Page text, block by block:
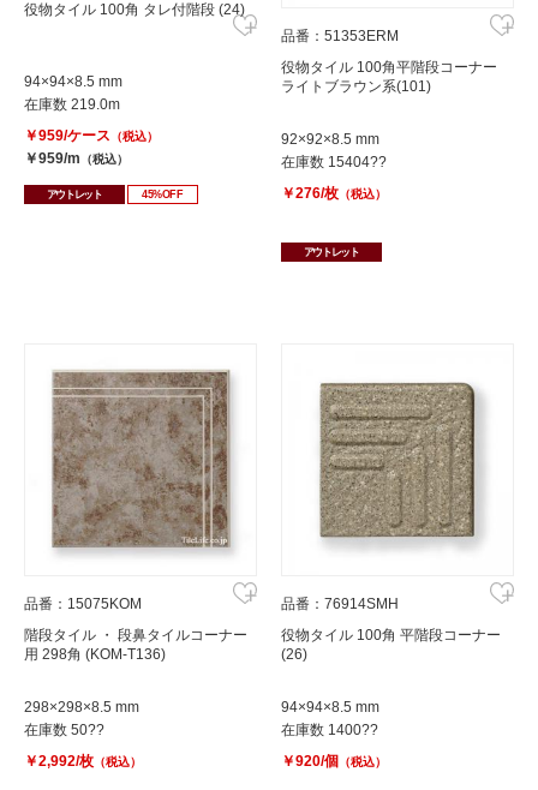
役物タイル 100角 タレ付階段 (24)
94×94×8.5 mm
在庫数 219.0m
￥959/ケース （税込）
￥959/m （税込）
アウトレット 45%OFF
品番：51353ERM
役物タイル 100角平階段コーナー
ライトブラウン系(101)
92×92×8.5 mm
在庫数 15404??
￥276/枚 （税込）
アウトレット
品番：15075KOM
階段タイル ・ 段鼻タイルコーナー
用 298角 (KOM-T136)
298×298×8.5 mm
在庫数 50??
￥2,992/枚 （税込）
品番：76914SMH
役物タイル 100角 平階段コーナー
(26)
94×94×8.5 mm
在庫数 1400??
￥920/個
（税込）